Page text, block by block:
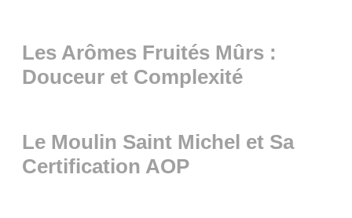
Les Arômes Fruités Mûrs :
Douceur et Complexité
Le Moulin Saint Michel et Sa
Certification AOP